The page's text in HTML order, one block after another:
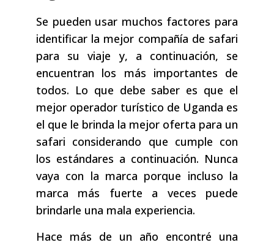
Se pueden usar muchos factores para
identificar la mejor compañía de safari
para su viaje y, a continuación, se
encuentran los más importantes de
todos. Lo que debe saber es que el
mejor operador turístico de Uganda es
el que le brinda la mejor oferta para un
safari considerando que cumple con
los estándares a continuación. Nunca
vaya con la marca porque incluso la
marca más fuerte a veces puede
brindarle una mala experiencia.
Hace más de un año encontré una